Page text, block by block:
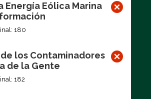
Energía Eólica Marina
180
de los Contaminadores
de la Gente
182